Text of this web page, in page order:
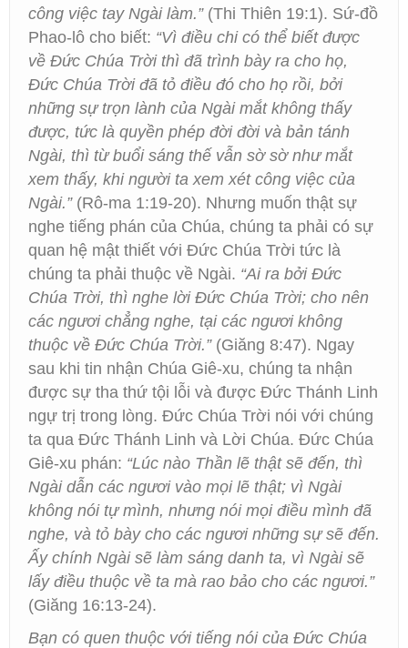
công việc tay Ngài làm.”(Thi Thiên 19:1). Sứ-đồ
Phao-lô cho biết: “Vì điều chi có thể biết được
về Đức Chúa Trời thì đã trình bày ra cho họ,
Đức Chúa Trời đã tỏ điều đó cho họ rồi, bởi
những sự trọn lành của Ngài mắt không thấy
được, tức là quyền phép đời đời và bản tánh
Ngài, thì từ buổi sáng thế vẫn sờ sờ như mắt
xem thấy, khi người ta xem xét công việc của
Ngài.”(Rô-ma 1:19-20). Nhưng muốn thật sự
nghe tiếng phán của Chúa, chúng ta phải có sự
quan hệ mật thiết với Đức Chúa Trời tức là
chúng ta phải thuộc về Ngài. “Ai ra bởi Đức
Chúa Trời, thì nghe lời Đức Chúa Trời; cho nên
các ngươi chẳng nghe, tại các ngươi không
thuộc về Đức Chúa Trời.”(Giăng 8:47). Ngay
sau khi tin nhận Chúa Giê-xu, chúng ta nhận
được sự tha thứ tội lỗi và được Đức Thánh Linh
ngự trị trong lòng. Đức Chúa Trời nói với chúng
ta qua Đức Thánh Linh và Lời Chúa. Đức Chúa
Giê-xu phán: “Lúc nào Thần lẽ thật sẽ đến, thì
Ngài dẫn các ngươi vào mọi lẽ thật; vì Ngài
không nói tự mình, nhưng nói mọi điều mình đã
nghe, và tỏ bày cho các ngươi những sự sẽ đến.
Ấy chính Ngài sẽ làm sáng danh ta, vì Ngài sẽ
lấy điều thuộc về ta mà rao bảo cho các ngươi.”
(Giăng 16:13-24).
Bạn có quen thuộc với tiếng nói của Đức Chúa